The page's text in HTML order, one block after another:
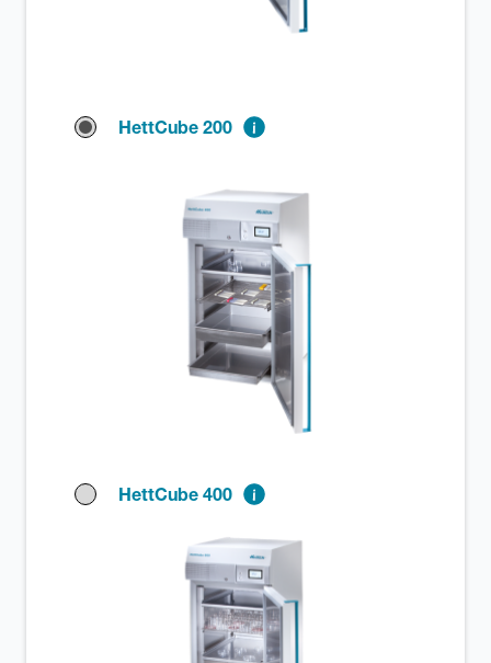
HettCube 200
HettCube 400